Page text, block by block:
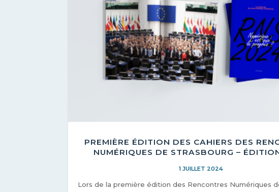
PREMIÈRE ÉDITION DES CAHIERS DES
NUMÉRIQUES DE STRASBOURG –
1 JUILLET 2024
Lors de la première édition des Rencontres Numériques